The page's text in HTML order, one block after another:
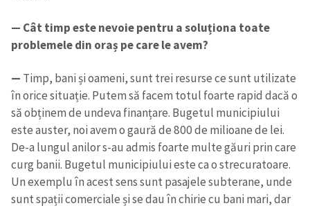
— Cât timp este nevoie pentru a soluționa toate
problemele din oraș pe care le avem?
— Timp, bani și oameni, sunt trei resurse ce sunt utilizate
în orice situație. Putem să facem totul foarte rapid dacă o
să obținem de undeva finanțare. Bugetul municipiului
este auster, noi avem o gaură de 800 de milioane de lei.
De-a lungul anilor s-au admis foarte multe găuri prin care
curg banii. Bugetul municipiului este ca o strecuratoare.
Un exemplu în acest sens sunt pasajele subterane, unde
sunt spații comerciale și se dau în chirie cu bani mari, dar